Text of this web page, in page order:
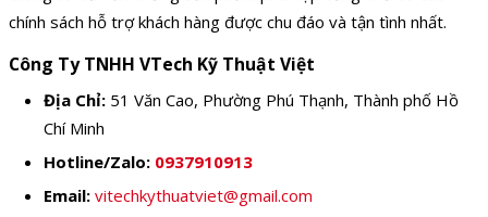
chính sách hỗ trợ khách hàng được chu đáo và tận tình nhất.
Công Ty TNHH VTech Kỹ Thuật Việt
Địa Chỉ: 51 Văn Cao, Phường Phú Thạnh, Thành phố Hồ
Chí Minh
Hotline/Zalo: 0937910913
Email: vitechkythuatviet@gmail.com